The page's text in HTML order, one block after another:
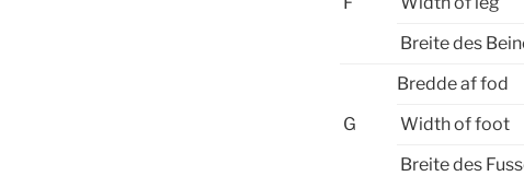
Breite des
G
Bredde af fod
Width of foot
Breite des